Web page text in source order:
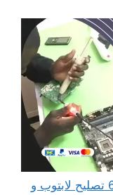
مهندس كمبيوتر النويصيب 65511033 تصليح لابتوب و